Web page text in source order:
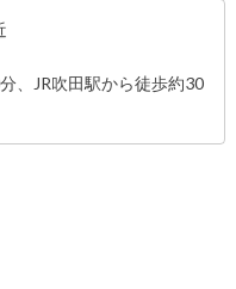
、JR吹田駅から徒歩約30